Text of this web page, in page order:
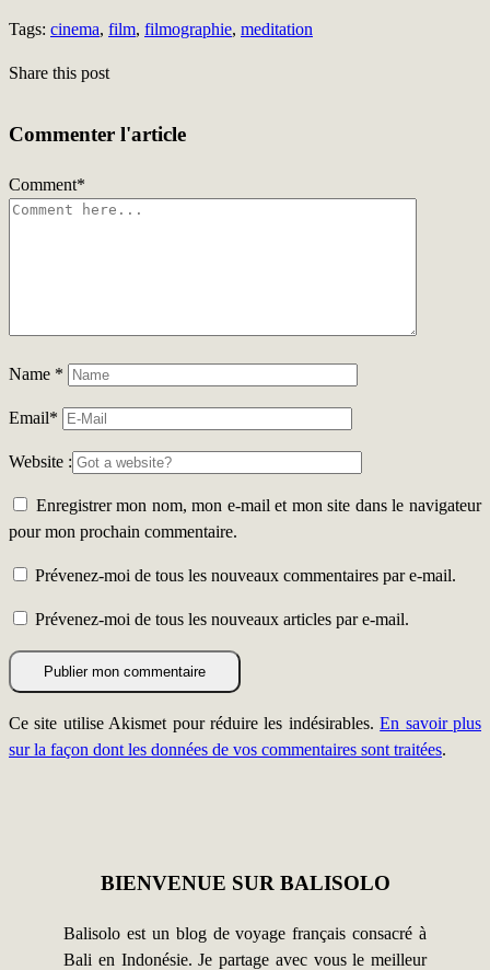
Tags: cinema, film, filmographie, meditation
Share this post
Commenter l'article
Comment*
Name *
Email*
Website :
Enregistrer mon nom, mon e-mail et mon site dans le navigateur
pour mon prochain commentaire.
Prévenez-moi de tous les nouveaux commentaires par e-mail.
Prévenez-moi de tous les nouveaux articles par e-mail.
Ce site utilise Akismet pour réduire les indésirables.En savoir plus
sur la façon dont les données de vos commentaires sont traitées.
BIENVENUE SUR BALISOLO
Balisolo est un blog de voyage français consacré à
Bali en Indonésie. Je partage avec vous le meilleur